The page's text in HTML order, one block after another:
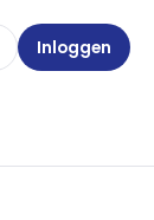
Inloggen